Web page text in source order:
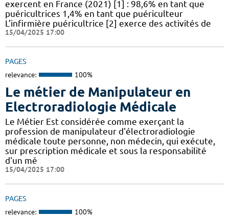
exercent en France (2021) [1] : 98,6% en tant que
puéricultrices 1,4% en tant que puériculteur
L’infirmière puéricultrice [2] exerce des activités de
15/04/2025 17:00
PAGES
relevance: 100%
Le métier de Manipulateur en
Electroradiologie Médicale
Le Métier Est considérée comme exerçant la
profession de manipulateur d'électroradiologie
médicale toute personne, non médecin, qui exécute,
sur prescription médicale et sous la responsabilité
d'un mé
15/04/2025 17:00
PAGES
relevance: 100%